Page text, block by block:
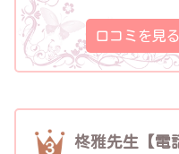
口コミを見る
柊雅先生【電